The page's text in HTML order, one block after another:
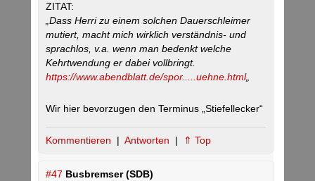
ZITAT:
„Dass Herri zu einem solchen Dauerschleimer
mutiert, macht mich wirklich verständnis- und
sprachlos, v.a. wenn man bedenkt welche
Kehrtwendung er dabei vollbringt.
https://www.abendblatt.de/spor.....uehne.html„
Wir hier bevorzugen den Terminus „Stiefellecker“
Kommentieren | Antworten | ⇑ Top
#47 Busbremser (SDB)